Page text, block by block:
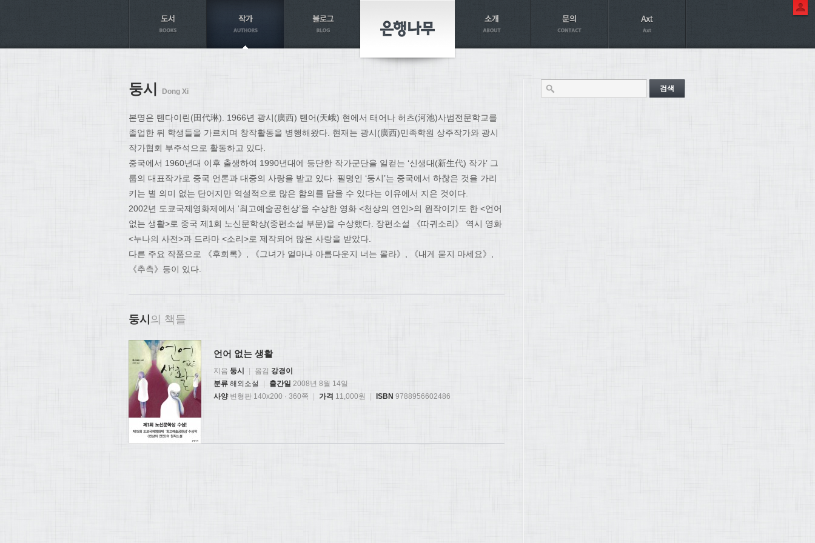
둥시 Dong Xi
본명은 톈다이린(田代琳). 1966년 광시(廣西) 톈어(天峨) 현에서 태어나 허츠(河池)사범전문학교를
졸업한 뒤 학생들을 가르치며 창작활동을 병행해왔다. 현재는 광시(廣西)민족학원 상주작가와 광시
작가협회 부주석으로 활동하고 있다.
중국에서 1960년대 이후 출생하여 1990년대에 등단한 작가군단을 일컫는 ‘신생대(新生代) 작가’ 그
룹의 대표작가로 중국 언론과 대중의 사랑을 받고 있다. 필명인 ‘둥시’는 중국에서 하찮은 것을 가리
키는 별 의미 없는 단어지만 역설적으로 많은 함의를 담을 수 있다는 이유에서 지은 것이다.
2002년 도쿄국제영화제에서 ‘최고예술공헌상’을 수상한 영화 <천상의 연인>의 원작이기도 한 <언어
없는 생활>로 중국 제1회 노신문학상(중편소설 부문)을 수상했다. 장편소설 《따귀소리》 역시 영화
<누나의 사전>과 드라마 <소리>로 제작되어 많은 사랑을 받았다.
다른 주요 작품으로 《후회록》, 《그녀가 얼마나 아름다운지 너는 몰라》, 《내게 묻지 마세요》,
《추측》등이 있다.
둥시 의 책들
언어 없는 생활
지음 둥시 옮김 강경이
분류 해외소설 | 출간일 2008년 8월 14일
사양변형판 140x200 · 360쪽 | 가격 11,000원 | ISBN 9788956602486